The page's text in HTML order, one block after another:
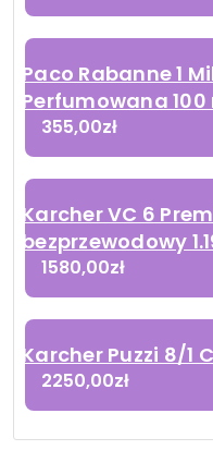
Paco Rabanne 1
Perfumowana 100
355,00zł
Karcher VC 6
bezprzewodowy
1580,00zł
Karcher Puzzi 8/1
2250,00zł